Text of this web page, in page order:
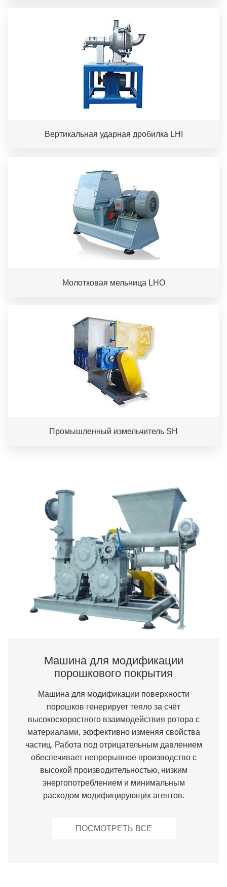
Вертикальная ударная дробилка LHI
Молотковая мельница LHO
Промышленный измельчитель SH
Машина для модификации
порошкового покрытия
Машина для модификации поверхности
порошков генерирует тепло за счёт
высокоскоростного взаимодействия ротора с
материалами, эффективно изменяя свойства
частиц. Работа под отрицательным давлением
обеспечивает непрерывное производство с
высокой производительностью, низким
энергопотреблением и минимальным
расходом модифицирующих агентов.
ПОСМОТРЕТЬ ВСЕ